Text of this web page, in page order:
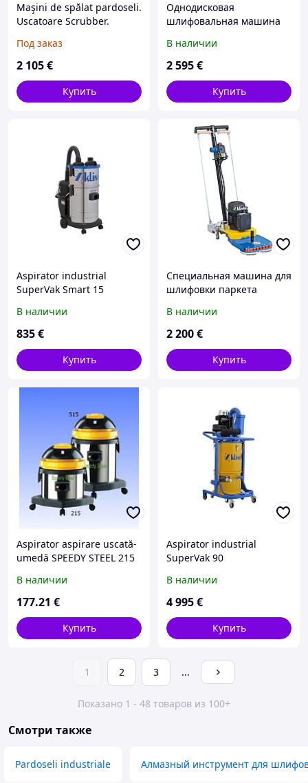
Maşini de spălat pardoseli.
Uscatoare Scrubber.
Под заказ
2 105€
Купить
Однодисковая
шлифовальная машина
В наличии
2 595€
Купить
Aspirator industrial
SuperVak Smart 15
В наличии
835€
Купить
Специальная машина для
шлифовки паркета
В наличии
2 200€
Купить
Aspirator aspirare uscată-
umedă SPEEDY STEEL 215
В наличии
177.21 €
Купить
Aspirator industrial
SuperVak 90
В наличии
4 995€
Купить
1 2 3 ...
Показано 1 - 48 товаров из 100+
Смотри также
Pardoseli industriale Алмазный инструмент для